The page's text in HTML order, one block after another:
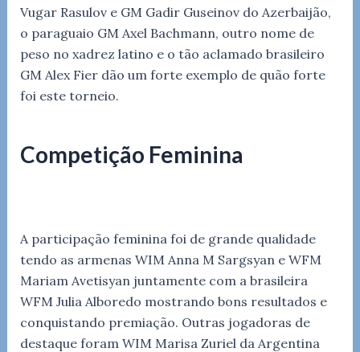
Vugar Rasulov e GM Gadir Guseinov do Azerbaijão,
o paraguaio GM Axel Bachmann, outro nome de
peso no xadrez latino e o tão aclamado brasileiro
GM Alex Fier dão um forte exemplo de quão forte
foi este torneio.
Competição Feminina
A participação feminina foi de grande qualidade
tendo as armenas WIM Anna M Sargsyan e WFM
Mariam Avetisyan juntamente com a brasileira
WFM Julia Alboredo mostrando bons resultados e
conquistando premiação. Outras jogadoras de
destaque foram WIM Marisa Zuriel da Argentina